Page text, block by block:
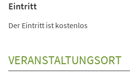
Eintritt
Der Eintritt ist kostenlos
VERANSTALTUNGSORT